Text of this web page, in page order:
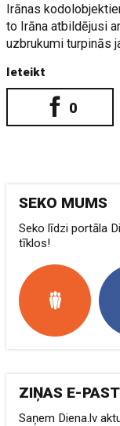
Irānas
to Irāna atbildējusi
uzbrukumi turpinās
Ieteikt
0
SEKO MUMS
Seko līdzi portāla
tīklos!
ZIŅAS E-
Saņem Diena.lv